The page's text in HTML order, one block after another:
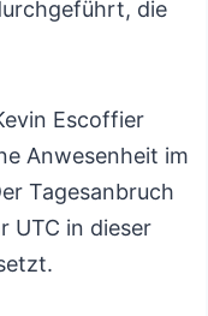
die
Escoffier
Anwesenheit im
Tagesanbruch
UTC in dieser